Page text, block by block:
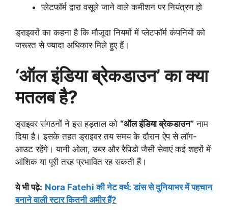
प्लेटफॉर्म द्वारा वसूले जाने वाले कमीशन पर नियंत्रण हो
ड्राइवरों का कहना है कि मौजूदा नियमों में प्लेटफॉर्म कंपनियों को
जरूरत से ज्यादा अधिकार मिले हुए हैं।
‘ऑल इंडिया ब्रेकडाउन’ का क्या
मतलब है?
ड्राइवर संगठनों ने इस हड़ताल को “ऑल इंडिया ब्रेकडाउन” नाम
दिया है। इसके तहत ड्राइवर तय समय के दौरान ऐप से लॉग-
आउट रहेंगे। यानी ओला, उबर और रैपिडो जैसी सेवाएं कई शहरों में
आंशिक या पूरी तरह प्रभावित रह सकती हैं।
ये भी पढ़े: Nora Fatehi की नेट वर्थ: डांस से दुनियाभर में पहचान
बनाने वाली स्टार कितनी अमीर हैं?